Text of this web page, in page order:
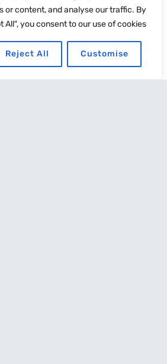
or content, and analyse our traffic. By
All", you consent to our use of cookies.
Customise
Reject All
ביטוח מקיף